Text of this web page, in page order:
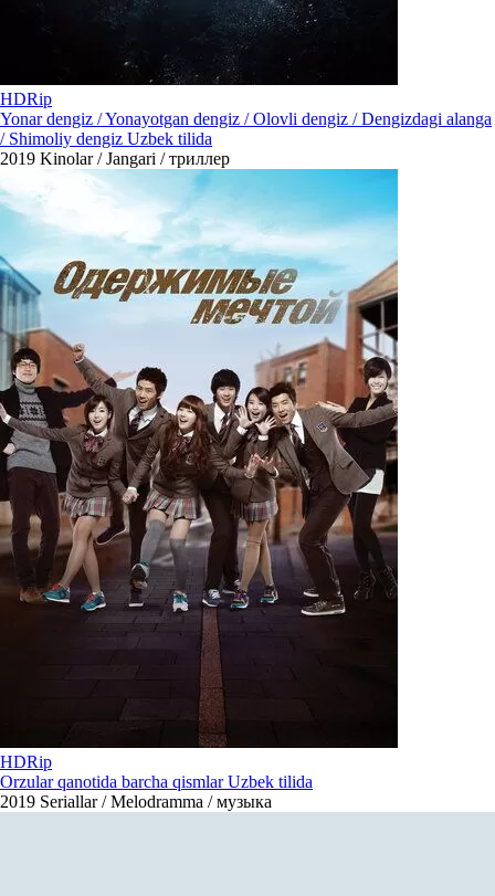
HDRip
Yonar dengiz / Yonayotgan dengiz / Olovli dengiz / Dengizdagi alanga
/ Shimoliy dengiz Uzbek tilida
2019 Kinolar / Jangari / триллер
HDRip
Orzular qanotida barcha qismlar Uzbek tilida
2019 Seriallar / Melodramma / музыка